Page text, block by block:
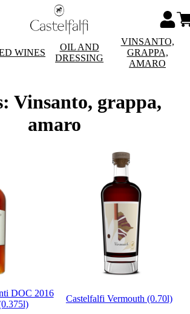
WINES
OIL AND
DRESSING
VINSANTO,
GRAPPA,
AMARO
Vinsanto, grappa,
amaro
DOC 2016
Castelfalfi Vermouth (0.70l)